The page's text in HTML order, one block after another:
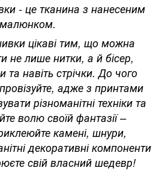
- це тканина з нанесеним
малюнком.
цікаві тим, що можна
не лише нитки, а й бісер,
та навіть стрічки. До чого
адже з принтами
різноманітні техніки та
волю своїй фантазії –
камені, шнури,
декоративні компоненти
свій власний шедевр!